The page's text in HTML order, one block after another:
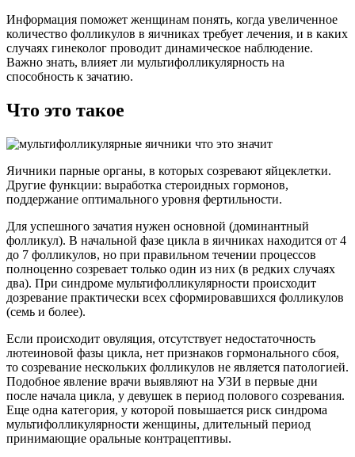
Информация поможет женщинам понять, когда увеличенное
количество фолликулов в яичниках требует лечения, и в каких
случаях гинеколог проводит динамическое наблюдение.
Важно знать, влияет ли мультифолликулярность на
способность к зачатию.
Что это такое
Яичники парные органы, в которых созревают яйцеклетки.
Другие функции: выработка стероидных гормонов,
поддержание оптимального уровня фертильности.
Для успешного зачатия нужен основной (доминантный
фолликул). В начальной фазе цикла в яичниках находится от 4
до 7 фолликулов, но при правильном течении процессов
полноценно созревает только один из них (в редких случаях
два). При синдроме мультифолликулярности происходит
дозревание практически всех сформировавшихся фолликулов
(семь и более).
Если происходит овуляция, отсутствует недостаточность
лютеиновой фазы цикла, нет признаков гормонального сбоя,
то созревание нескольких фолликулов не является патологией.
Подобное явление врачи выявляют на УЗИ в первые дни
после начала цикла, у девушек в период полового созревания.
Еще одна категория, у которой повышается риск синдрома
мультифолликулярности женщины, длительный период
принимающие оральные контрацептивы.